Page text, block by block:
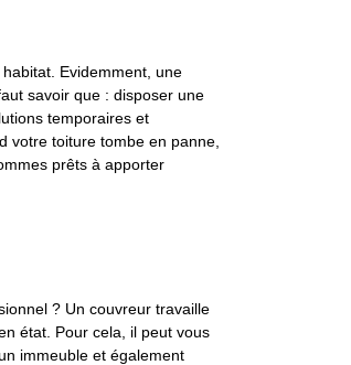
Evidemment, une
savoir que : disposer une
temporaires et
votre toiture tombe en panne,
prêts à apporter
? Un couvreur travaille
état. Pour cela, il peut vous
immeuble et également